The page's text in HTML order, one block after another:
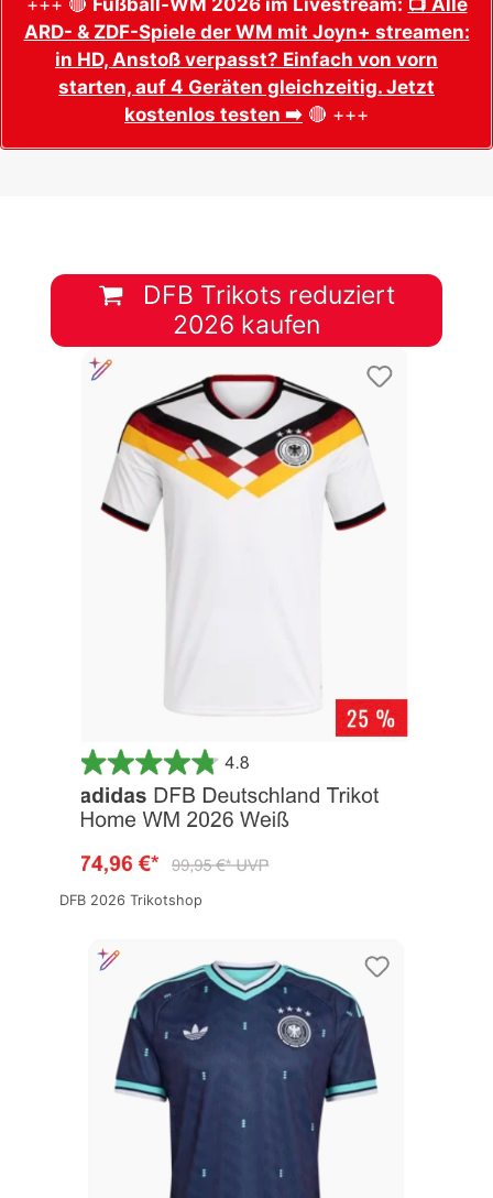
+++ 🔴 Fußball-WM 2026 im Livestream: 📺 Alle
ARD- & ZDF-Spiele der WM mit Joyn+ streamen:
in HD, Anstoß verpasst? Einfach von vorn
starten, auf 4 Geräten gleichzeitig. Jetzt
kostenlos testen ➡️ 🔴 +++
DFB Trikots reduziert
2026 kaufen
DFB 2026 Trikotshop